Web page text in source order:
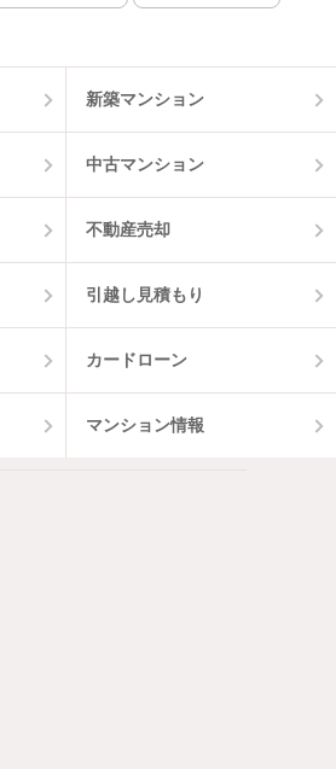
新築マンション
中古マンション
不動産売却
引越し見積もり
カードローン
マンション情報